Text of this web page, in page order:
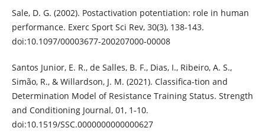
Sale, D. G. (2002). Postactivation potentiation: role in human
performance. Exerc Sport Sci Rev, 30(3), 138-143.
doi:10.1097/00003677-200207000-00008
Santos Junior, E. R., de Salles, B. F., Dias, I., Ribeiro, A. S.,
Simão, R., & Willardson, J. M. (2021). Classifica-tion and
Determination Model of Resistance Training Status. Strength
and Conditioning Journal, 01, 1-10.
doi:10.1519/SSC.0000000000000627